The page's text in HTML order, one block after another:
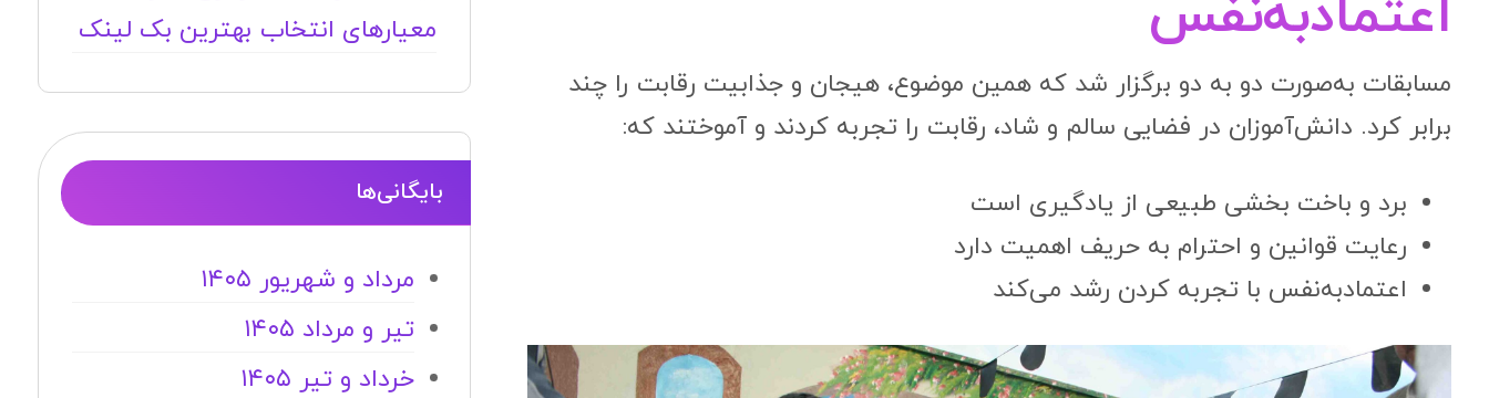
اعتمادبه‌نفس
مسابقات به‌صورت دو به دو برگزار شد که همین موضوع، هیجان و جذابیت رقابت را چند
برابر کرد. دانش‌آموزان در فضایی سالم و شاد، رقابت را تجربه کردند و آموختند که:
برد و باخت بخشی طبیعی از یادگیری است
رعایت قوانین و احترام به حریف اهمیت دارد
اعتمادبه‌نفس با تجربه کردن رشد می‌کند
معیارهای انتخاب بهترین بک لینک
بایگانی‌ها
مرداد و شهریور ۱۴۰۵
تیر و مرداد ۱۴۰۵
خرداد و تیر ۱۴۰۵